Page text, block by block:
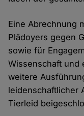
Eine Abrechnung
Plädoyers gegen
sowie für
Wissenschaft und
weitere
leidenschaftlicher
Tierleid